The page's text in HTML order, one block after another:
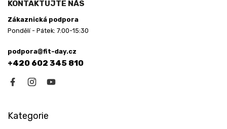
KONTAKTUJTE NÁS
Zákaznická podpora
Pondělí - Pátek: 7:00-15:30
podpora@fit-day.cz
+420 602 345 810
Kategorie